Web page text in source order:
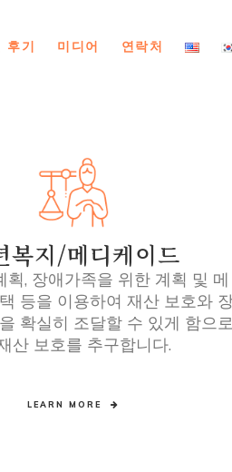
후기 미디어 연락처
복지/메디케이드
획, 장애가족을 위한 계획 및 메
등을 이용하여 재산 보호와
확실히 조달할 수 있게 함으로
산 보호를 추구합니다.
LEARN MORE